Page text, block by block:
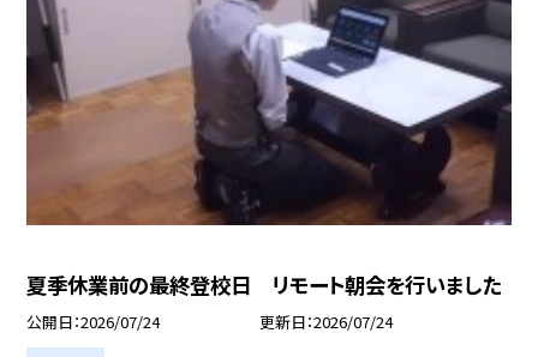
夏季休業前の最終登校日 リモート朝会を行いました
公開日 2026/07/24 更新日 2026/07/24